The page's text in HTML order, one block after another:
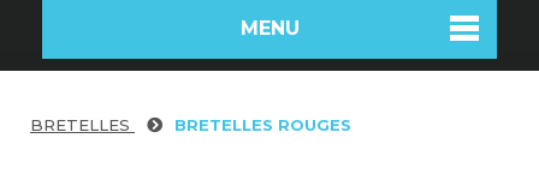
MENU
BRETELLES BRETELLES ROUGES